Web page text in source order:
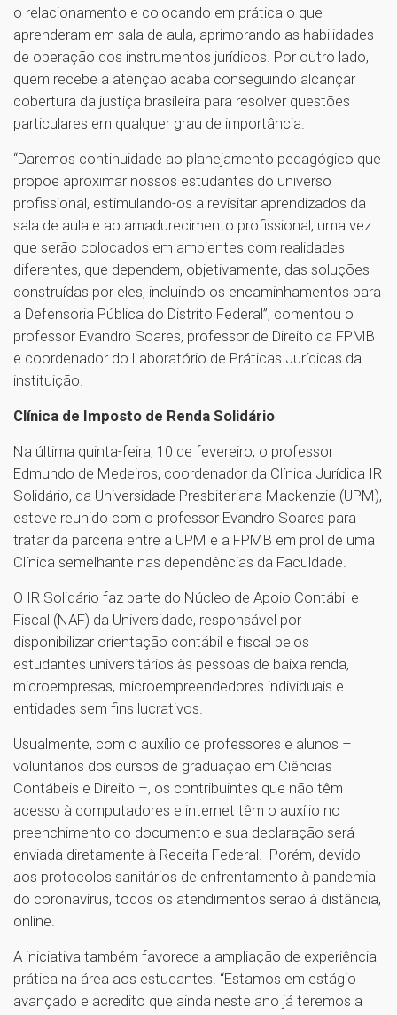
o relacionamento e colocando em prática o que
aprenderam em sala de aula, aprimorando as habilidades
de operação dos instrumentos jurídicos. Por outro lado,
quem recebe a atenção acaba conseguindo alcançar
cobertura da justiça brasileira para resolver questões
particulares em qualquer grau de importância.
“Daremos continuidade ao planejamento pedagógico que
propõe aproximar nossos estudantes do universo
profissional, estimulando-os a revisitar aprendizados da
sala de aula e ao amadurecimento profissional, uma vez
que serão colocados em ambientes com realidades
diferentes, que dependem, objetivamente, das soluções
construídas por eles, incluindo os encaminhamentos para
a Defensoria Pública do Distrito Federal”, comentou o
professor Evandro Soares, professor de Direito da FPMB
e coordenador do Laboratório de Práticas Jurídicas da
instituição.
Clínica de Imposto de Renda Solidário
Na última quinta-feira, 10 de fevereiro, o professor
Edmundo de Medeiros, coordenador da Clínica Jurídica IR
Solidário, da Universidade Presbiteriana Mackenzie (UPM),
esteve reunido com o professor Evandro Soares para
tratar da parceria entre a UPM e a FPMB em prol de uma
Clínica semelhante nas dependências da Faculdade.
O IR Solidário faz parte do Núcleo de Apoio Contábil e
Fiscal (NAF) da Universidade, responsável por
disponibilizar orientação contábil e fiscal pelos
estudantes universitários às pessoas de baixa renda,
microempresas, microempreendedores individuais e
entidades sem fins lucrativos.
Usualmente, com o auxílio de professores e alunos –
voluntários dos cursos de graduação em Ciências
Contábeis e Direito –, os contribuintes que não têm
acesso à computadores e internet têm o auxílio no
preenchimento do documento e sua declaração será
enviada diretamente à Receita Federal. Porém, devido
aos protocolos sanitários de enfrentamento à pandemia
do coronavírus, todos os atendimentos serão à distância,
online.
A iniciativa também favorece a ampliação de experiência
prática na área aos estudantes. “Estamos em estágio
avançado e acredito que ainda neste ano já teremos a